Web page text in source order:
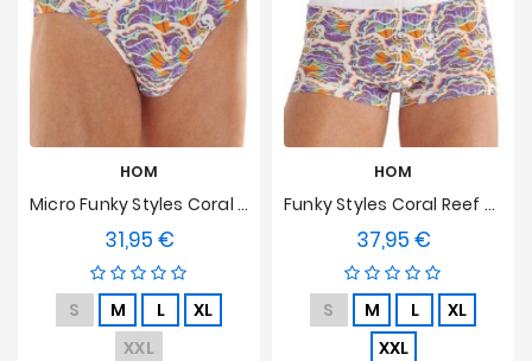
HOM
Micro Funky Styles Coral Reef HOM Limited Edition
31,95 €Preis
S M L
XL
XXL
HOM
Funky Styles Coral Reef HOM Limited Edition Boxershorts
37,95 €Preis
S M L
XL
XXL